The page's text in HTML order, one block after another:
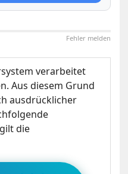
Fehler melden
verarbeitet
Aus diesem Grund
ausdrücklicher
die